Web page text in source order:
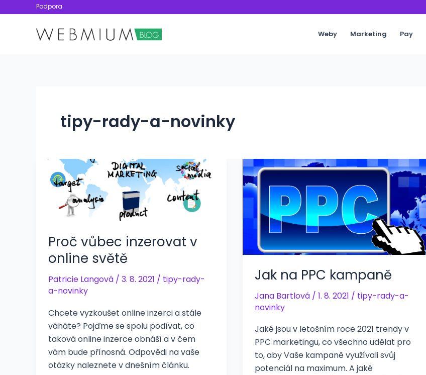
Podpora
Weby Marketing Pay
tipy-rady-a-novinky
Proč vůbec inzerovat v
online světě
Patricie Langová / 3. 8. 2021 / tipy-rady-
a-novinky
Chcete vyzkoušet online inzerci a stále
váháte? Pojďme se spolu podívat, co
taková online inzerce obnáší a v čem
vám bude přínosná. Odpovědi na vaše
otázky naleznete v dnešním článku.
Jak na PPC kampaně
Jana Bartlová / 1. 8. 2021 / tipy-rady-a-
novinky
Jaké jsou v letošním roce 2021 trendy v
PPC marketingu, co všechno udělat pro
to, aby Vaše kampaně využívali svůj
potenciál na maximum. A jaké